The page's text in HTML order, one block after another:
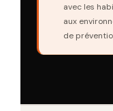
avec les
aux
de